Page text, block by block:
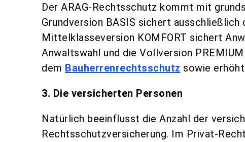
Der ARAG-Rechtsschutz kommt mit
Grundversion BASIS sichert
Mittelklasseversion KOMFORT sichert
Anwaltswahl und die Vollversion
dem Bauherrenrechtsschutz sowie
3. Die versicherten Personen
Natürlich beeinflusst die Anzahl der
Rechtsschutzversicherung. Im Privat-